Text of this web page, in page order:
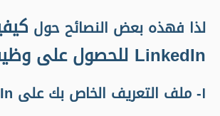
لذا فهذه بعض النصائح حول
LinkedIn للحصول على وظيفة.
١- ملف التعريف الخاص بك على LinkedIn